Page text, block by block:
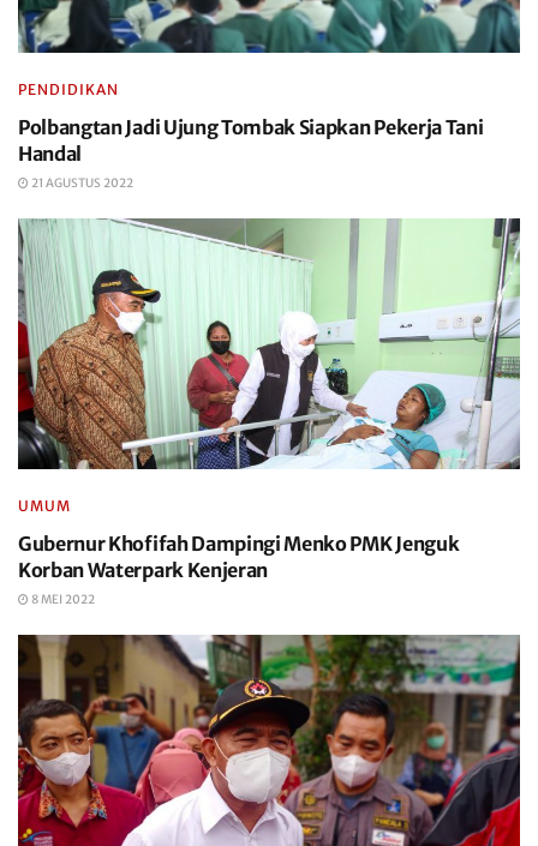
PENDIDIKAN
Polbangtan Jadi Ujung Tombak Siapkan Pekerja Tani
Handal
21 AGUSTUS 2022
UMUM
Gubernur Khofifah Dampingi Menko PMK Jenguk
Korban Waterpark Kenjeran
8 MEI 2022